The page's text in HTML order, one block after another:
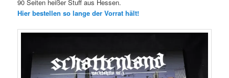
90 Seiten heißer Stuff aus Hessen.
Hier bestellen so lange der Vorrat hält!